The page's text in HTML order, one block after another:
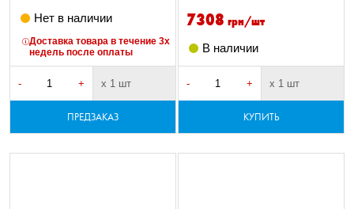
Нет в наличии
Доставка товара в течение 3х
недель после оплаты
- + х 1 шт
ПРЕДЗАКАЗ
7308 грн/шт
В наличии
- + х 1 шт
КУПИТЬ